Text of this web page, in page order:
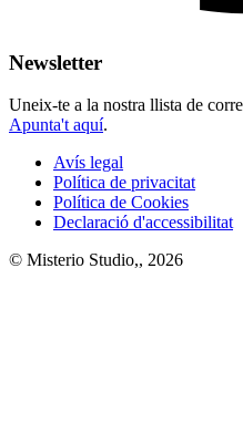
Newsletter
Uneix-te a la nostra llista de
Apunta't aquí.
Avís legal
Política de privacitat
Política de Cookies
Declaració d'accessibilitat
© Misterio Studio,, 2026